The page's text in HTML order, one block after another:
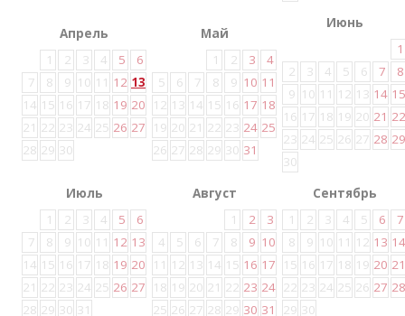
Апрель
1
2 3 4 5
6
7
8 9 10 11 12 13
14 15 16 17 18 19 20
21 22 23 24 25 26 27
28 29 30
Май
1
2 3
4
5
6 7 8 9 10 11
12 13 14 15 16 17 18
19 20 21 22 23 24 25
26 27 28 29 30 31
Июнь
1
2
3 4 5 6 7
8
9 10 11 12 13 14 15
16 17 18 19 20 21 22
23 24 25 26 27 28 29
30
Июль
1
2 3 4 5
6
7
8 9 10 11 12 13
14 15 16 17 18 19 20
21 22 23 24 25 26 27
28 29 30 31
Август
1
2
3
4
5 6 7 8 9 10
11 12 13 14 15 16 17
18 19 20 21 22 23 24
25 26 27 28 29 30 31
Сентябрь
1
2 3 4 5 6
7
8
9 10 11 12 13 14
15 16 17 18 19 20 21
22 23 24 25 26 27 28
29 30